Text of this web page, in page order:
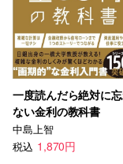
一度読んだら絶対に
ない金利の教科書
中島上智
税込 1,870円